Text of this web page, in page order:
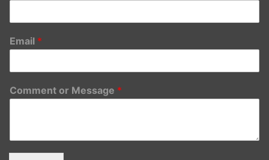
Email *
Comment or Message *